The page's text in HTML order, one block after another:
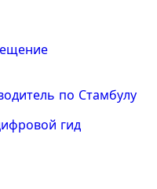
по Стамбулу
гид